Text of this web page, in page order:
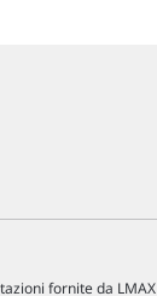
fornite da LMAX